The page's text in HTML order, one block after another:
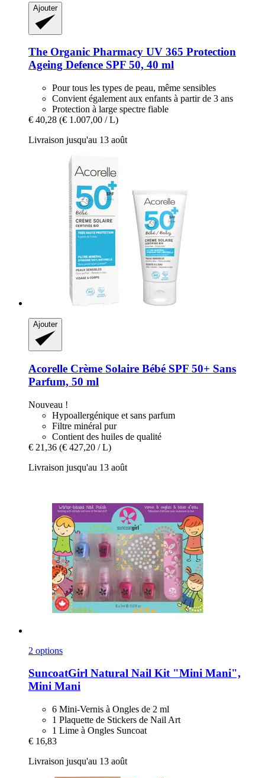
Ajouter
The Organic Pharmacy UV 365 Protection
Ageing Defence SPF 50, 40 ml
Pour tous les types de peau, même sensibles
Convient également aux enfants à partir de 3 ans
Protection à large spectre fiable
€ 40,28 (€ 1.007,00 / L)
Livraison jusqu'au 13 août
Ajouter
Acorelle Crème Solaire Bébé SPF 50+ Sans
Parfum, 50 ml
Nouveau !
Hypoallergénique et sans parfum
Filtre minéral pur
Contient des huiles de qualité
€ 21,36 (€ 427,20 / L)
Livraison jusqu'au 13 août
2 options
SuncoatGirl Natural Nail Kit "Mini Mani",
Mini Mani
6 Mini-Vernis à Ongles de 2 ml
1 Plaquette de Stickers de Nail Art
1 Lime à Ongles Suncoat
€ 16,83
Livraison jusqu'au 13 août